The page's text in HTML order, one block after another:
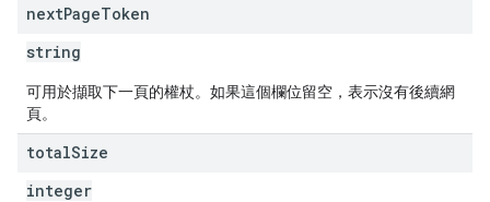
nextPageToken
string
可用於擷取下一頁的權杖。如果這個欄位留空，表示沒有後續網
頁。
totalSize
integer